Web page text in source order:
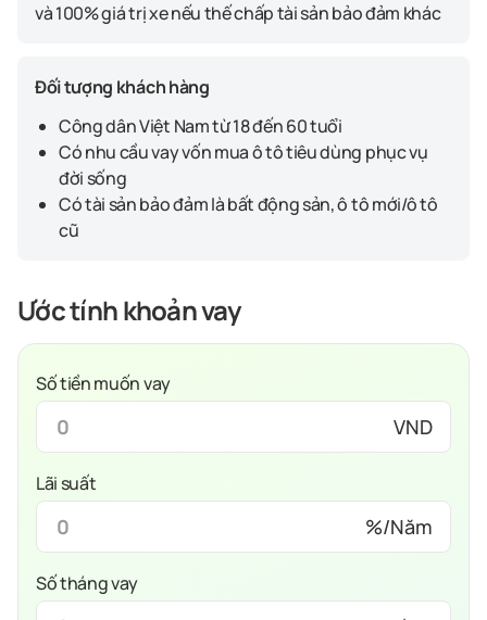
và 100% giá trị xe nếu thế chấp tài sản bảo đảm khác
Đối tượng khách hàng
Công dân Việt Nam từ 18 đến 60 tuổi
Có nhu cầu vay vốn mua ô tô tiêu dùng phục vụ
đời sống
Có tài sản bảo đảm là bất động sản, ô tô mới/ô tô
cũ
Ước tính khoản vay
Số tiền muốn vay
VND
Lãi suất
%/Năm
Số tháng vay